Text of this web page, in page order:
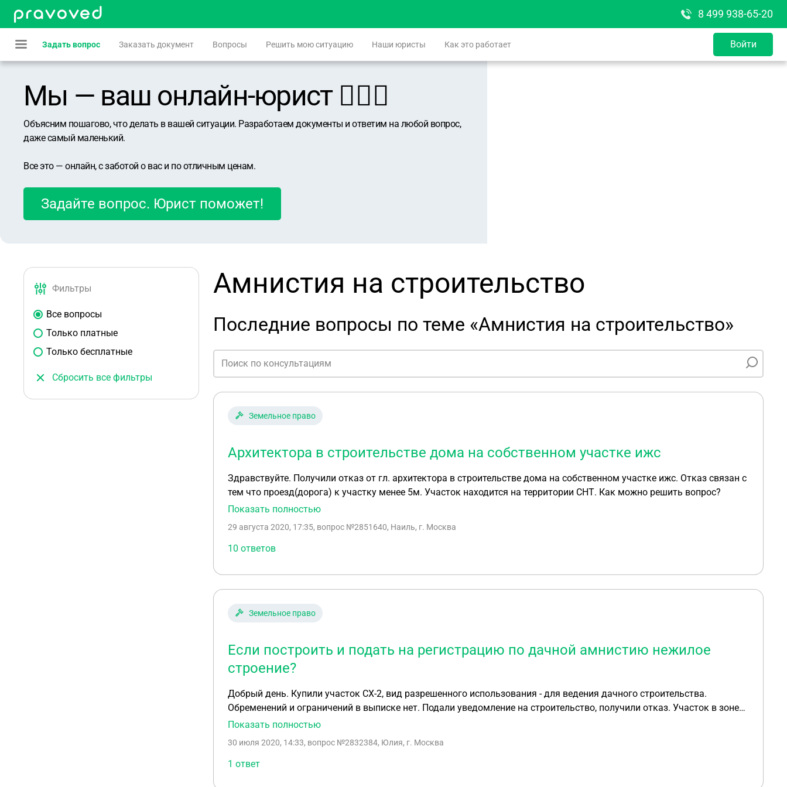
8 499 938-65-20
Задать вопрос Заказать документ Вопросы Решить мою ситуацию Наши юристы Как это работает Войти
Мы — ваш онлайн-юрист 👨🏻‍⚖️
Объясним пошагово, что делать в вашей ситуации. Разработаем документы и ответим на любой вопрос,
даже самый маленький.
Все это — онлайн, с заботой о вас и по отличным ценам.
Задайте вопрос. Юрист поможет!
Фильтры
Все вопросы
Только платные
Только бесплатные
Сбросить все фильтры
Амнистия на строительство
Последние вопросы по теме «Амнистия на строительство»
Земельное право
Архитектора в строительстве дома на собственном участке ижс
Здравствуйте. Получили отказ от гл. архитектора в строительстве дома на собственном участке ижс. Отказ связан с
тем что проезд(дорога) к участку менее 5м. Участок находится на территории СНТ. Как можно решить вопрос?
Показать полностью
29 августа 2020, 17:35, вопрос №2851640, Наиль, г. Москва
10 ответов
Земельное право
Если построить и подать на регистрацию по дачной амнистию нежилое
строение?
Добрый день. Купили участок СХ-2, вид разрешенного использования - для ведения дачного строительства.
Обременений и ограничений в выписке нет. Подали уведомление на строительство, получили отказ. Участок в зоне
ЕЗОЛ Р4 , где строительво любых сооружений запрещено. Что теперь делать? Расторгать договор? Если построить и
строениями
Показать полностью
30 июля 2020, 14:33, вопрос №2832384, Юлия, г. Москва
1 ответ